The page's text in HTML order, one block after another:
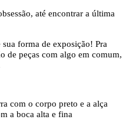
até encontrar a última
forma de exposição! Pra
de peças com algo em comum,